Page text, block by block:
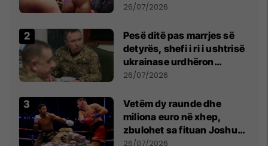
26/07/2026
Pesë ditë pas marrjes së
detyrës, shefi i ri i ushtrisë
ukrainase urdhëron
kontroll të madh
26/07/2026
Vetëm dy raunde dhe
miliona euro në xhep,
zbulohet sa fituan Joshua
e Prenga
26/07/2026